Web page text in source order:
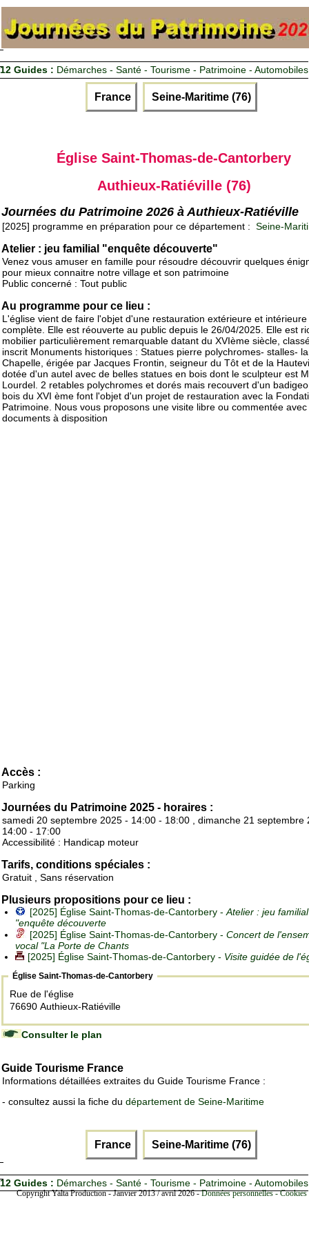
12 Guides : Démarches - Santé - Tourisme - Patrimoine - Automobiles
France Seine-Maritime (76)
Église Saint-Thomas-de-Cantorbery
Authieux-Ratiéville (76)
Journées du Patrimoine 2026 à Authieux-Ratiéville
[2025] programme en préparation pour ce département : Seine-
Atelier : jeu familial "enquête découverte"
Venez vous amuser en famille pour résoudre découvrir quelques
pour mieux connaitre notre village et son patrimoine
Public concerné : Tout public
Au programme pour ce lieu :
L'église vient de faire l'objet d'une restauration extérieure et intérieure
complète. Elle est réouverte au public depuis le 26/04/2025. Elle est
mobilier particulièrement remarquable datant du XVIème siècle,
inscrit Monuments historiques : Statues pierre polychromes- stalles-
Chapelle, érigée par Jacques Frontin, seigneur du Tôt et de la
dotée d'un autel avec de belles statues en bois dont le sculpteur est
Lourdel. 2 retables polychromes et dorés mais recouvert d'un
bois du XVI ème font l'objet d'un projet de restauration avec la
Patrimoine. Nous vous proposons une visite libre ou commentée avec
documents à disposition
Accès :
Parking
Journées du Patrimoine 2025 - horaires :
samedi 20 septembre 2025 - 14:00 - 18:00 , dimanche 21 septembre
14:00 - 17:00
Accessibilité : Handicap moteur
Tarifs, conditions spéciales :
Gratuit , Sans réservation
Plusieurs propositions pour ce lieu :
[2025] Église Saint-Thomas-de-Cantorbery -Atelier : jeu familial
"enquête découverte
[2025] Église Saint-Thomas-de-Cantorbery - Concert de
vocal "La Porte de Chants
[2025] Église Saint-Thomas-de-Cantorbery - Visite guidée de
Église Saint-Thomas-de-Cantorbery
Rue de l'église
76690 Authieux-Ratiéville
Consulter le plan
Guide Tourisme France
Informations détaillées extraites du Guide Tourisme France :
- consultez aussi la fiche du département de Seine-Maritime
France Seine-Maritime (76)
12 Guides : Démarches - Santé - Tourisme - Patrimoine - Automobiles
Copyright Yalta Production - Janvier 2013 / avril 2026 -Données personnelles -